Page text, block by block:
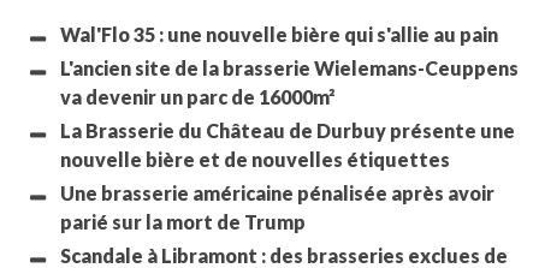
Wal'Flo 35 : une nouvelle bière qui s'allie au pain
L'ancien site de la brasserie Wielemans-Ceuppens
va devenir un parc de 16000m²
La Brasserie du Château de Durbuy présente une
nouvelle bière et de nouvelles étiquettes
Une brasserie américaine pénalisée après avoir
parié sur la mort de Trump
Scandale à Libramont : des brasseries exclues de